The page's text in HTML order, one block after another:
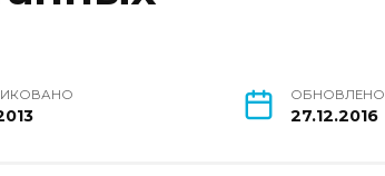
ОБНОВЛЕНО
27.12.2016